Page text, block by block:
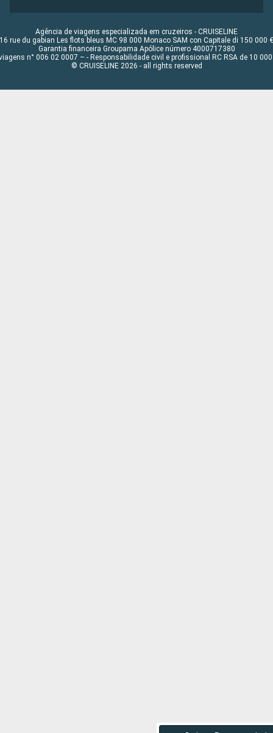
Agência de viagens especializada em cruzeiros - CRUISELINE
16 rue du gabian Les flots bleus MC 98 000 Monaco SAM con Capitale di 150 000 €
Garantia financeira Groupama Apólice número 4000717380
n° 006 02 0007 – - Responsabilidade civil e profissional RC RSA de 10 000
© CRUISELINE 2026 - all rights reserved